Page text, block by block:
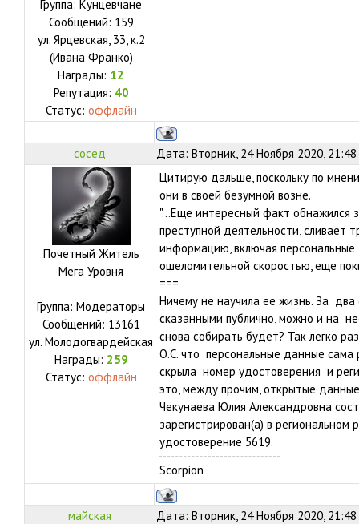
Группа: Кунцевчане
Сообщений: 159
ул. Ярцевская, 33, к.2
(Ивана Франко)
Награды: 12
Репутация: 40
Статус: оффлайн
сосед Дата: Вторник, 24 Ноября 2020,
Почетный Житель
Мега Уровня
Группа: Модераторы
Сообщений: 13161
ул. Молодогвардейская
Награды: 259
Статус: оффлайн
Цитирую дальше, поскольку по
они в своей безумной возне.
"...Еще интересный факт обнажился
преступной деятельности,
информацию, включая
ошеломительной скоростью, еще
===
Ничему не научила ее жизнь. За два
сказанными публично, можно и на
снова собирать будет? Так легко
О.С. что персональные данные сама
скрыла номер удостоверения и
это, между прочим, открытые
Чекунаева Юлия Александровна
зарегистрирован(а) в
удостоверение 5619.
Scorpion
майская Дата: Вторник, 24 Ноября 2020,